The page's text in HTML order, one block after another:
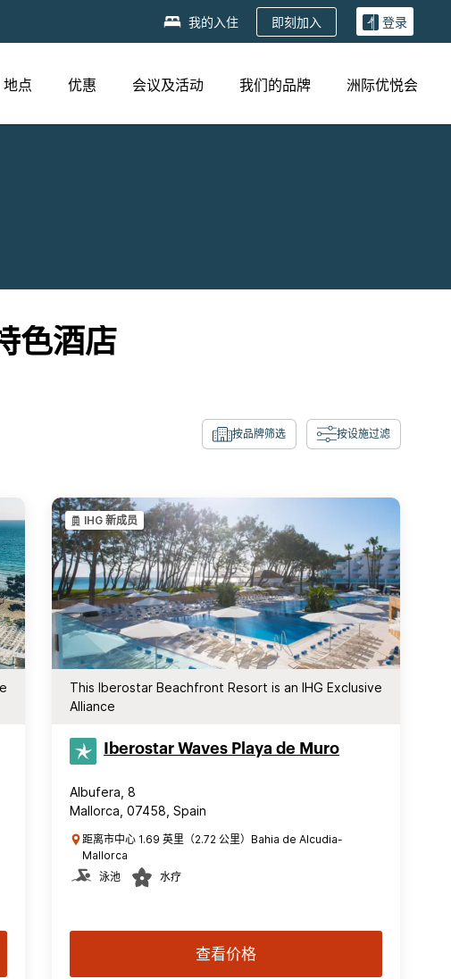
我的入住 即刻加入 登录
地点 优惠 会议及活动 我们的品牌 洲际优悦会
色酒店
按品牌筛选 按设施过滤
IHG 新成员
This Iberostar Beachfront Resort is an IHG Exclusive
Alliance
Iberostar Waves Playa de Muro
Albufera, 8
Mallorca, 07458, Spain
距离市中心 1.69 英里（2.72 公里）Bahia de Alcudia-
Mallorca
泳池
水疗
查看价格